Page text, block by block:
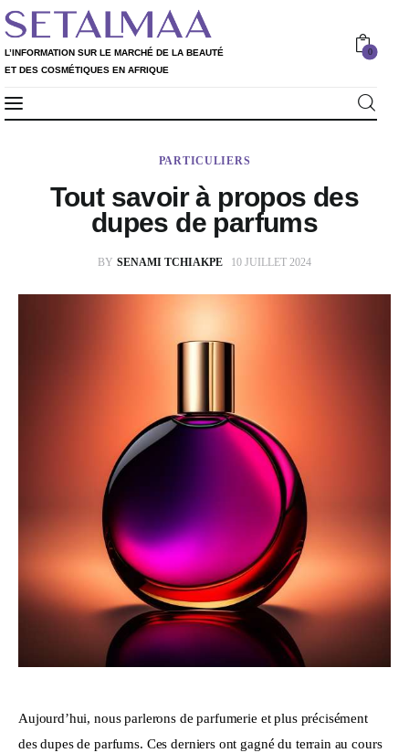
L’INFORMATION SUR LE MARCHÉ DE LA BEAUTÉ
ET DES COSMÉTIQUES EN AFRIQUE
0
Professionnels
Particuliers
Rapport 2020
Rapport 2021
PARTICULIERS
Tout savoir à propos des
dupes de parfums
BY SENAMI TCHIAKPE 10 JUILLET 2024
Aujourd’hui, nous parlerons de parfumerie et plus précisément
des dupes de parfums. Ces derniers ont gagné du terrain au cours